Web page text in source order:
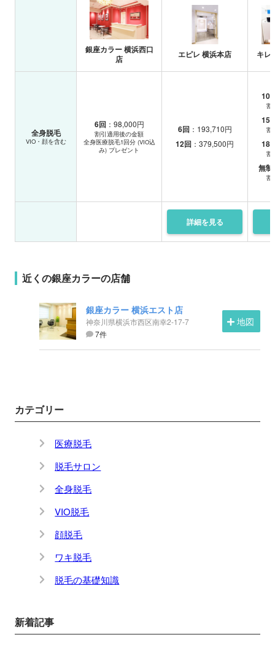
銀座カラー 横浜西口
店
エピレ 横浜本店 キレ
全身脱毛
VIO・顔を含む
6回：98,000円
割引適用後の金額
全身医療脱毛1回分 (VIO込
み) プレゼント
6回：193,710円
12回 ：379,500円
10
割
15
割
18
割
無制
割
詳細を見る
近くの銀座カラーの店舗
銀座カラー 横浜エスト店
神奈川県横浜市西区南幸2-17-7
7件
地図
カテゴリー
医療脱毛
脱毛サロン
全身脱毛
VIO脱毛
顔脱毛
ワキ脱毛
脱毛の基礎知識
新着記事